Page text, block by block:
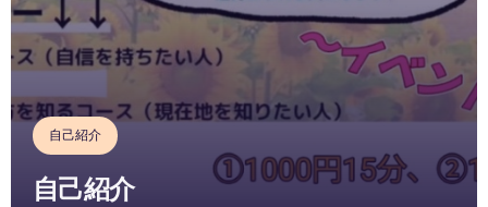
自己紹介
自己紹介